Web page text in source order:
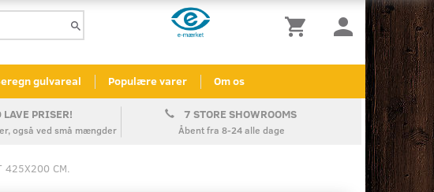
gulvareal Populære varer Om os
PRISER!
også ved små mængder
7 STORE SHOWROOMS
Åbent fra 8-24 alle dage
425X200 CM.